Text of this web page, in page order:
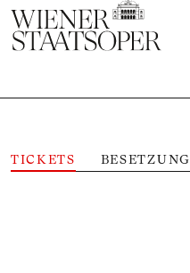
TICKETS BESETZUNG